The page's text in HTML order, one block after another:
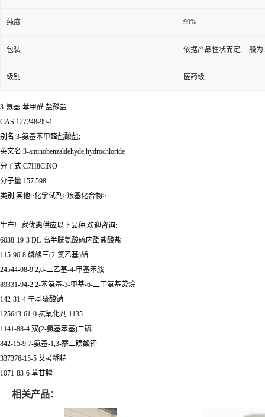
纯度 99%
包装 依据产品性状而定,一般
级别 医药级
3-氨基-苯甲醛 盐酸盐
CAS:127248-99-1
别名:3-氨基苯甲醛盐酸盐;
英文名:3-aminobenzaldehyde,hydrochloride
分子式:C7H8ClNO
分子量:157.598
类别:其他>化学试剂>羰基化合物>
生产厂家优惠供应以下品种,欢迎咨询:
6038-19-3 DL-高半胱氨酸硫内酯盐酸盐
115-96-8 磷酸三(2-氯乙基)酯
24544-08-9 2,6-二乙基-4-甲基苯胺
89331-94-2 2-苯氨基-3-甲基-6-二丁氨基荧烷
142-31-4 辛基硫酸钠
125643-61-0 抗氧化剂 1135
1141-88-4 双(2-氨基苯基)二硫
842-15-9 7-氨基-1,3-萘二磺酸钾
337376-15-5 艾考糊精
1071-83-6 草甘膦
相关产品：